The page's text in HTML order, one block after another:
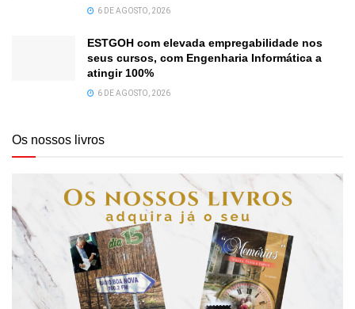
6 DE AGOSTO, 2026
ESTGOH com elevada empregabilidade nos
seus cursos, com Engenharia Informática a
atingir 100%
6 DE AGOSTO, 2026
Os nossos livros